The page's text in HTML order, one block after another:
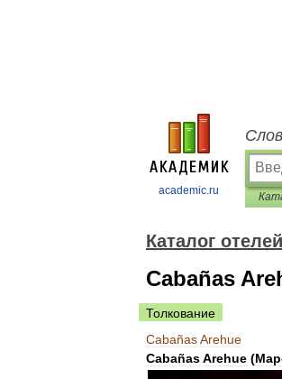
academic.ru
Каталог отелей
Cabañas
Толкование
CabañasArehue
CabañasArehue (Мар